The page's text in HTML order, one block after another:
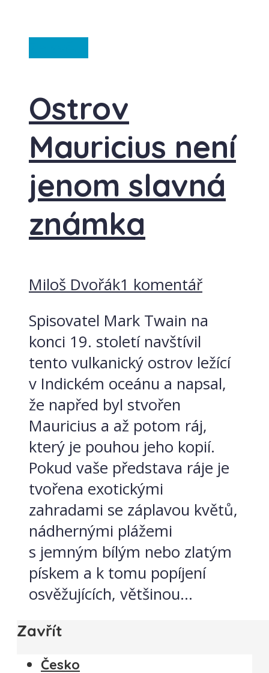
Ostrov
Mauricius není
jenom slavná
známka
Miloš Dvořák1 komentář
Spisovatel Mark Twain na
konci 19. století navštívil
tento vulkanický ostrov ležící
v Indickém oceánu a napsal,
že napřed byl stvořen
Mauricius a až potom ráj,
který je pouhou jeho kopií.
Pokud vaše představa ráje je
tvořena exotickými
zahradami se záplavou květů,
nádhernými plážemi
s jemným bílým nebo zlatým
pískem a k tomu popíjení
osvěžujících, většinou...
Zavřít
Česko